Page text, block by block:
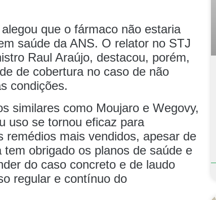
que o fármaco não estaria
saúde da ANS. O relator no STJ
Raul Araújo, destacou, porém,
de cobertura no caso de não
condições.
similares como Moujaro e Wegovy,
uso se tornou eficaz para
remédios mais vendidos, apesar de
obrigado os planos de saúde e
do caso concreto e de laudo
regular e contínuo do